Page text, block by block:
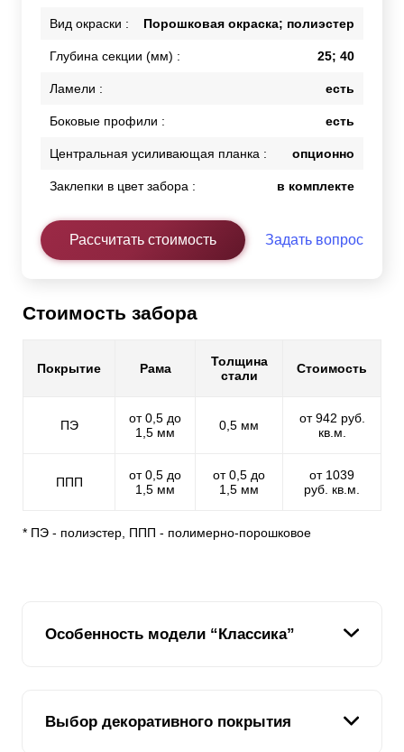
Вид окраски : Порошковая окраска; полиэстер
Глубина секции (мм) : 25; 40
Ламели : есть
Боковые профили : есть
Центральная усиливающая планка : опционно
Заклепки в цвет забора : в комплекте
Рассчитать стоимость Задать вопрос
Стоимость забора
Покрытие Рама
Толщина
стали
Стоимость
ПЭ
от 0,5 до
1,5 мм
0,5 мм
от 942 руб.
кв.м.
ППП
от 0,5 до
1,5 мм
от 0,5 до
1,5 мм
от 1039
руб. кв.м.
* ПЭ - полиэстер, ППП - полимерно-порошковое
Особенность модели “Классика”
Уникальная особенность модели – это вертикальное
расположение
ламелей
. Ведь если есть модель
Выбор декоративного покрытия